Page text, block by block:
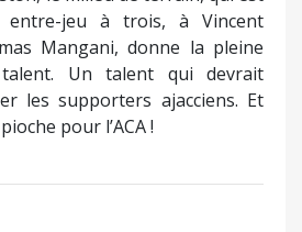
entre-jeu à trois, à Vincent
Mangani, donne la pleine
Un talent qui devrait
les supporters ajacciens. Et
pour l’ACA !